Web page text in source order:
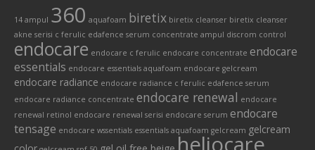
14 ampul 360 aquafoam biretix biretix cleanser biretix cleanser
akne serisi c ferulic edafence serum concentrate ampul discrom control
endocare endocare c ferulic endocare concentrate endocare
essentials endocare essentials aquafoam endocare gelcream
endocare radiance endocare radiance c ferulic edafence serum
endocare radiance concentrate endocare renewal endocare
renewal retinol endocare renewal serisi endocare serum endocare
tensage endocare wssentials essentials aquafoam gelcream gelcream